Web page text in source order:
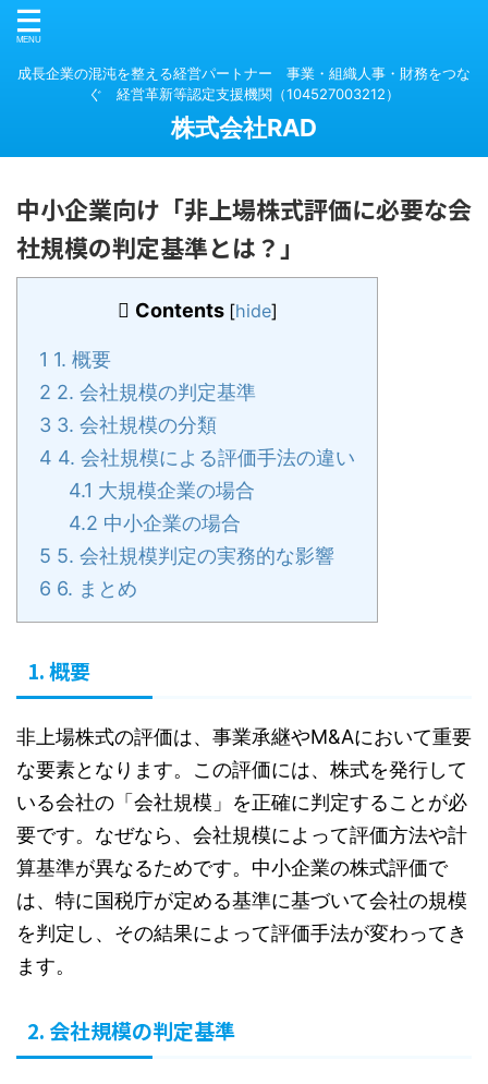
成長企業の混沌を整える経営パートナー 事業・組織人事・財務をつな
ぐ 経営革新等認定支援機関（104527003212）
株式会社RAD
中小企業向け「非上場株式評価に必要な会
社規模の判定基準とは？」
Contents [hide]
1 1. 概要
2 2. 会社規模の判定基準
3 3. 会社規模の分類
4 4. 会社規模による評価手法の違い
4.1 大規模企業の場合
4.2 中小企業の場合
5 5. 会社規模判定の実務的な影響
6 6. まとめ
1. 概要
非上場株式の評価は、事業承継やM&Aにおいて重要
な要素となります。この評価には、株式を発行して
いる会社の「会社規模」を正確に判定することが必
要です。なぜなら、会社規模によって評価方法や計
算基準が異なるためです。中小企業の株式評価で
は、特に国税庁が定める基準に基づいて会社の規模
を判定し、その結果によって評価手法が変わってき
ます。
2. 会社規模の判定基準